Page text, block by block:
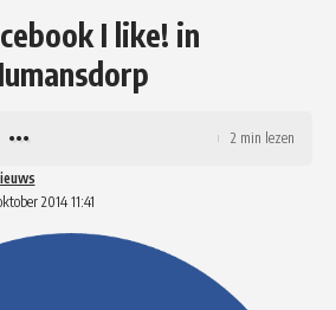
I like! in
2014 11:41
2 min lezen